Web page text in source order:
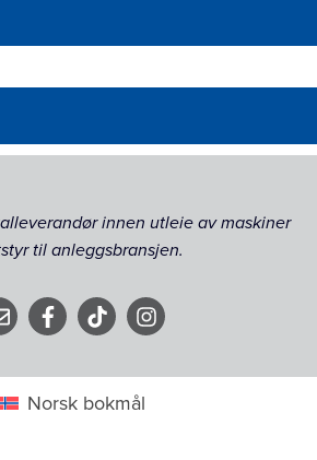
innen utleie av maskiner
til anleggsbransjen.
Norsk bokmål